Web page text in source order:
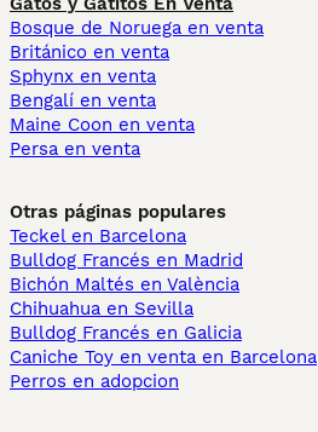
Bosque de Noruega en venta
Británico en venta
Sphynx en venta
Bengalí en venta
Maine Coon en venta
Persa en venta
Otras páginas populares
Teckel en Barcelona
Bulldog Francés en Madrid
Bichón Maltés en València
Chihuahua en Sevilla
Bulldog Francés en Galicia
Caniche Toy en venta en Barcelona
Perros en adopcion